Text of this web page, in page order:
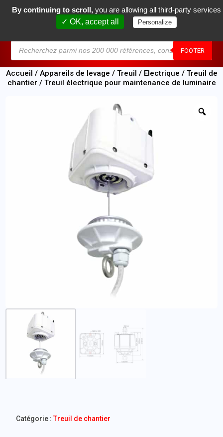
FOOTER
0
Accueil / Appareils de levage / Treuil / Electrique / Treuil de
chantier / Treuil électrique pour maintenance de luminaire
Catégorie :Treuil de chantier
By continuing to scroll, you are allowing all third-party services
✓ OK, accept all
Personalize